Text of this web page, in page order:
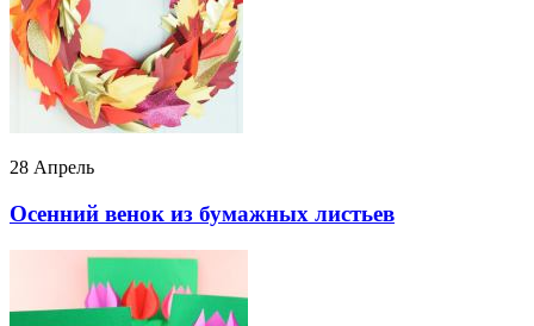
28 Апрель
Осенний венок из бумажных листьев